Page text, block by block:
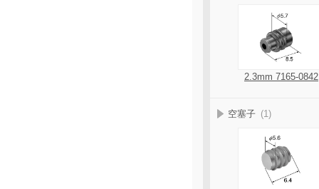
2.3mm 7165-0842
空塞子 (1)